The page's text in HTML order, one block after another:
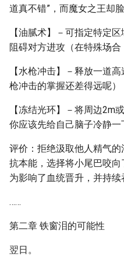
道真不错”，而魔女之王却脸
【油腻术】－可指定特定
阻碍对方进攻（在特殊场合
【水枪冲击】－释放一道
枪冲击的掌握还差得远呢）
【冻结光环】－将周边2m
你应该先给自己脑子冷静一
评价：拒绝汲取他人精气
抗本能，选择将小尾巴咬
为影响了血统晋升，并持续
……
第二章 铁窗泪的可能性
翌日。